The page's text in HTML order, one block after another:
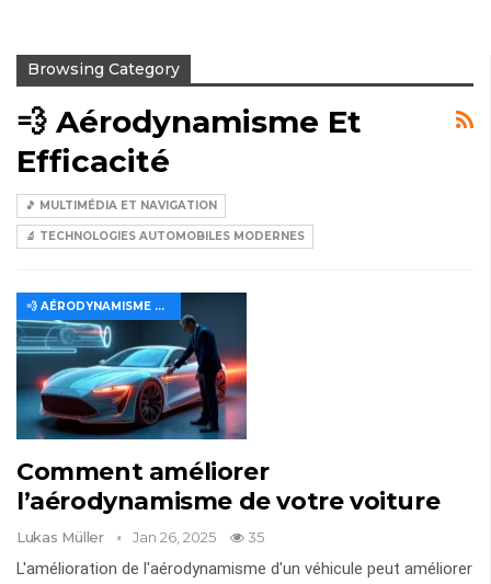
Browsing Category
💨 Aérodynamisme Et
Efficacité
🎵 MULTIMÉDIA ET NAVIGATION
🔬 TECHNOLOGIES AUTOMOBILES MODERNES
💨 AÉRODYNAMISME ET EFFICACITÉ
Comment améliorer
l’aérodynamisme de votre voiture
Lukas Müller Jan 26, 2025 35
L'amélioration de l'aérodynamisme d'un véhicule peut améliorer